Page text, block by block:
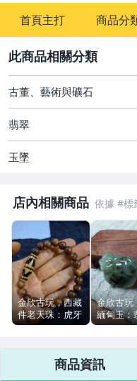
首頁主打 商品分
圖書/影音/文具
古董、藝術與礦石
古董、藝術與礦石
翡翠
玉墜
店內相關商品
金欣古玩，西藏
件老天珠：虎牙
天珠瑪瑙天珠拍
金欣古玩
緬甸玉：
貅戒指手
商品資訊